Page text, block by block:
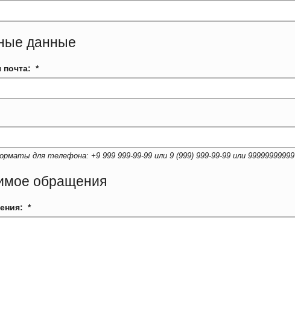
данные
почта: *
для телефона: +9 999 999-99-99 или 9 (999) 999-99-99 или 99999999999
обращения
*